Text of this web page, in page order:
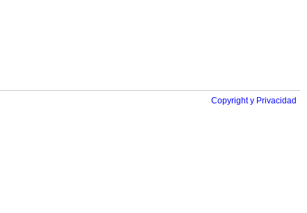
Copyright y Privacidad